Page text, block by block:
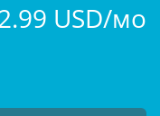
USD/мо